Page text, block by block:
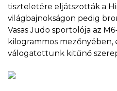
tiszteletére eljátszották a
világbajnokságon pedig
Vasas Judo sportolója az
kilogrammos mezőnyében,
válogatottunk kitűnő